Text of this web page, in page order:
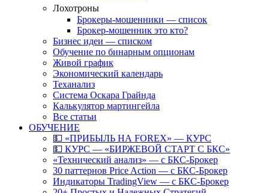
Лохотроны
Брокеры-мошенники — список
Брокер-мошенник это кто?
Бизнес идеи — списком
Обучение по бинарным опционам
Живой график
Экономический календарь
Теханализ
Система Оскара Грайнда
Калькулятор мартингейла
Все статьи
ОБУЧЕНИЕ
💵 «ПРИБЫЛЬ НА FOREX» — КУРС
💵 КУРС — «БИРЖЕВОЙ СТАРТ С БКС»
«Технический анализ» — с БКС-Брокер
30 паттернов Price Action — с БКС-Брокер
Индикаторы TradingView — с БКС-Брокер